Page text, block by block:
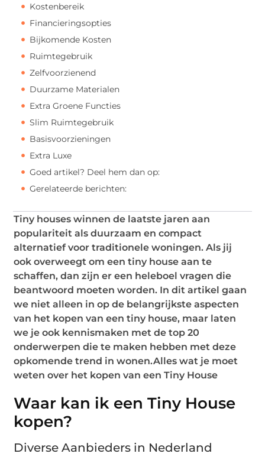
Kostenbereik
Financieringsopties
Bijkomende Kosten
Ruimtegebruik
Zelfvoorzienend
Duurzame Materialen
Extra Groene Functies
Slim Ruimtegebruik
Basisvoorzieningen
Extra Luxe
Goed artikel? Deel hem dan op:
Gerelateerde berichten:
Tiny houses winnen de laatste jaren aan
populariteit als duurzaam en compact
alternatief voor traditionele woningen. Als jij
ook overweegt om een tiny house aan te
schaffen, dan zijn er een heleboel vragen die
beantwoord moeten worden. In dit artikel gaan
we niet alleen in op de belangrijkste aspecten
van het kopen van een tiny house, maar laten
we je ook kennismaken met de top 20
onderwerpen die te maken hebben met deze
opkomende trend in wonen.Alles wat je moet
weten over het kopen van een Tiny House
Waar kan ik een Tiny House
kopen?
Diverse Aanbieders in Nederland